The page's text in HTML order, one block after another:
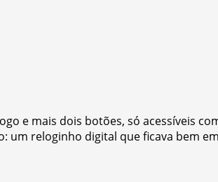
e mais dois botões, só acessíveis
um reloginho digital que ficava bem